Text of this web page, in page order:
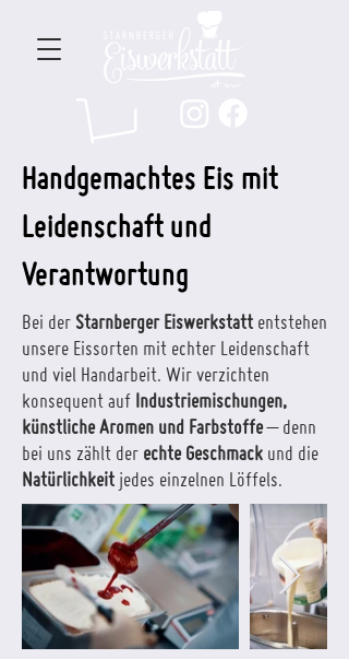
Handgemachtes Eis mit
Leidenschaft und
Verantwortung
Bei der Starnberger Eiswerkstatt entstehen
unsere Eissorten mit echter Leidenschaft
und viel Handarbeit. Wir verzichten
konsequent auf Industriemischungen,
künstliche Aromen und Farbstoffe– denn
bei uns zählt der echte Geschmack und die
Natürlichkeit jedes einzelnen Löffels.